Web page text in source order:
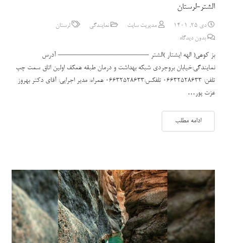
الشتر-لرستان
دی 25, 1401 مدیریت سایت نمایندگی
لرستان
بدون دیدگاه
بز کوهی( الهه ایشتار )الشتر ———————————— آدرس
نمایندگی:خیابان بروجردی شبکه بهداشت و درمان طبقه همکف اولین اتاق سمت چپ
تلفن: 06632528633 تلفکس:06632528633 همراه: مدیر اجرایی: آقای دکتر بهروز
عزت پور…
ادامه مطلب